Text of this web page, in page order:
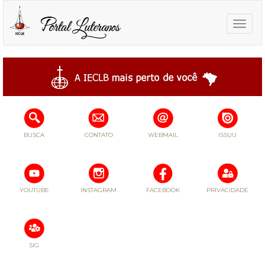
Toggle
BUSCA CONTATO WEBMAIL ISSUU
YOUTUBE INSTAGRAM FACEBOOK PRIVACIDADE
SIG